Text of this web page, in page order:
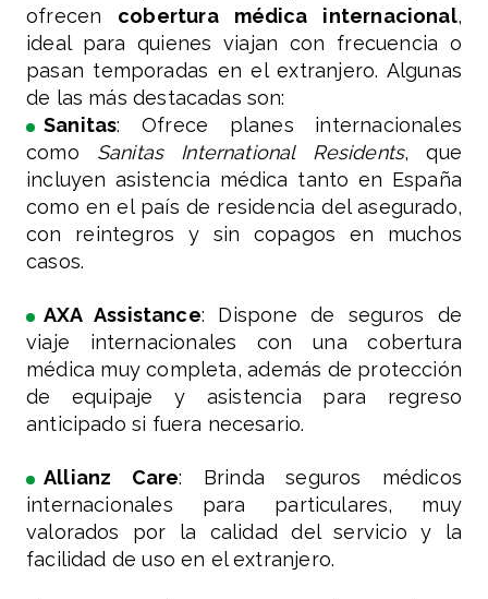
ofrecen cobertura médica internacional,
ideal para quienes viajan con frecuencia o
pasan temporadas en el extranjero. Algunas
de las más destacadas son:
Sanitas: Ofrece planes internacionales
como Sanitas International Residents, que
incluyen asistencia médica tanto en España
como en el país de residencia del asegurado,
con reintegros y sin copagos en muchos
casos.
AXA Assistance: Dispone de seguros de
viaje internacionales con una cobertura
médica muy completa, además de protección
de equipaje y asistencia para regreso
anticipado si fuera necesario.
Allianz Care: Brinda seguros médicos
internacionales para particulares, muy
valorados por la calidad del servicio y la
facilidad de uso en el extranjero.